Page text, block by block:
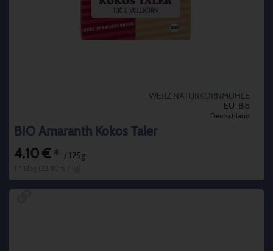
WERZ NATURKORNMÜHLE
EU-Bio
Deutschland
BIO Amaranth Kokos Taler
4,10 € * / 125g